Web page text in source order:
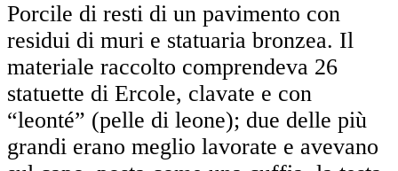
Porcile di resti di un pavimento con
residui di muri e statuaria bronzea. Il
materiale raccolto comprendeva 26
statuette di Ercole, clavate e con
“leonté” (pelle di leone); due delle più
grandi erano meglio lavorate e avevano